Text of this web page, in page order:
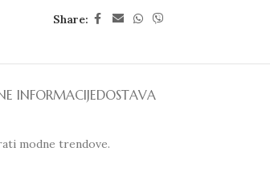
Share:
INFORMACIJEDOSTAVA
modne trendove.